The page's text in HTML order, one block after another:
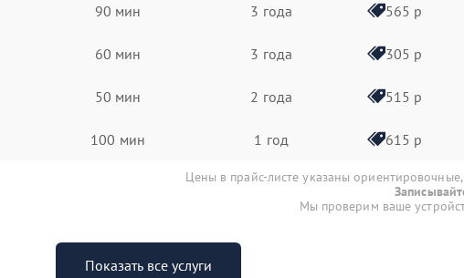
90 мин 3 года 565 р
60 мин 3 года 305 р
50 мин 2 года 515 р
100 мин 1 год 615 р
Цены в прайс-листе указаны ориентировочные,
Мы проверим ваше
Показать все услуги